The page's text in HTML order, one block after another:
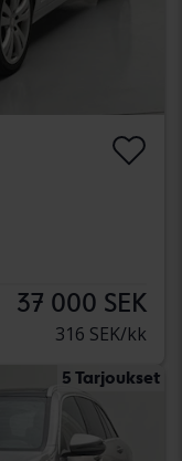
37 000 SEK
316 SEK/kk
5 Tarjoukset